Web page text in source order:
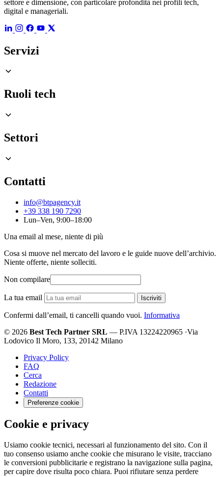
settore e dimensione, con particolare profondità nei profili tech,
digital e manageriali.
Servizi
Ruoli tech
Settori
Contatti
info@btpagency.it
+39 338 190 7290
Lun–Ven, 9:00–18:00
Una email al mese, niente di più
Cosa si muove nel mercato del lavoro e le guide nuove dell’archivio.
Niente offerte, niente solleciti.
Non compilare
La tua email Iscriviti
Confermi dall’email, ti cancelli quando vuoi. Informativa
© 2026 Best Tech Partner SRL — P.IVA 13224220965 ·Via
Lodovico Il Moro, 133, 20142 Milano
Privacy Policy
FAQ
Cerca
Redazione
Contatti
Preferenze cookie
Cookie e privacy
Usiamo cookie tecnici, necessari al funzionamento del sito. Con il
tuo consenso usiamo anche cookie che misurano le visite, tracciano
le conversioni pubblicitarie e registrano la navigazione sulla pagina,
per capire dove risulta poco chiara. Puoi rifiutare senza perdere